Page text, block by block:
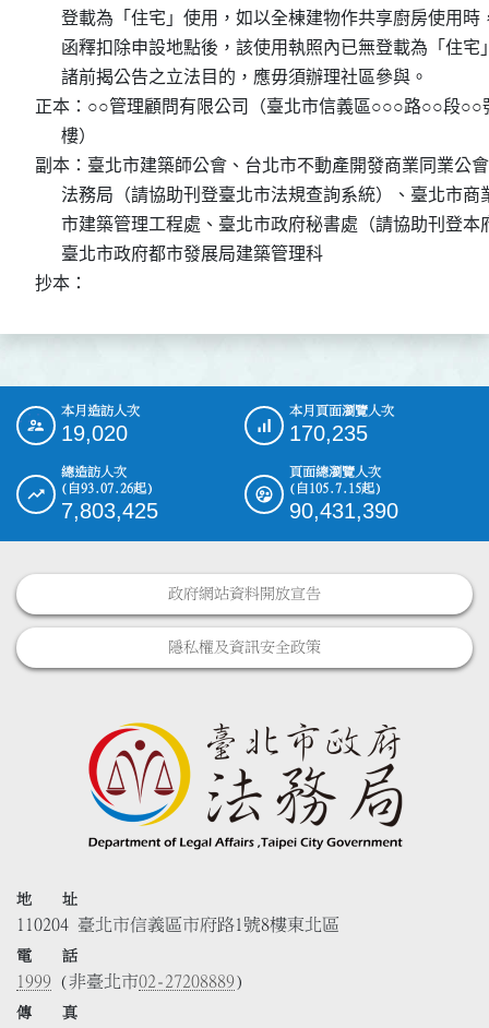
登載為「住宅」使用，如以全棟建物作共享廚房使用
函釋扣除申設地點後，該使用執照內已無登載為「住
      諸前揭公告之立法目的，應毋須辦理社區參與。
正本：○○管理顧問有限公司（臺北市信義區○○○路○○段○○
      樓）
副本：臺北市建築師公會、台北市不動產開發商業同業公
法務局（請協助刊登臺北市法規查詢系統）、臺北市
市建築管理工程處、臺北市政府秘書處（請協助刊登
      臺北市政府都市發展局建築管理科
抄本：
::: 本月造訪人次
19,020
本月頁面瀏覽人次
170,235
總造訪人次
(自93.07.26起)
7,803,425
頁面總瀏覽人次
(自105.7.15起)
90,431,390
政府網站資料開放宣告
隱私權及資訊安全政策
地 址
110204 臺北市信義區市府路1號8樓東北區
電 話
1999 (非臺北市02-27208889)
傳 真